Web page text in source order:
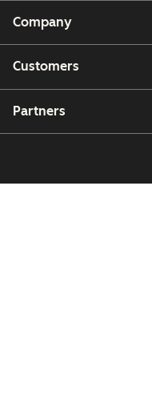
Company
Customers
Partners